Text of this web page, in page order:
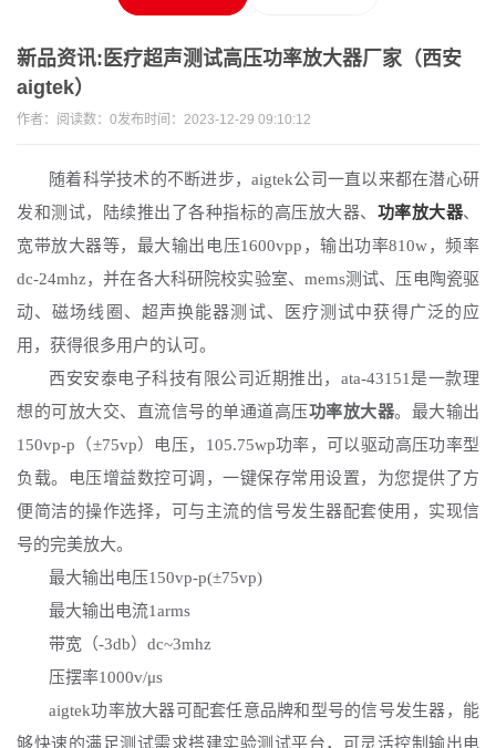
新品资讯:医疗超声测试高压功率放大器厂家（西安
aigtek）
作者： 阅读数： 0发布时间：2023-12-29 09:10:12
随着科学技术的不断进步，aigtek公司一直以来都在潜心研
发和测试，陆续推出了各种指标的高压放大器、 功率放大器、
宽带放大器等，最大输出电压1600vpp，输出功率810w，频率
dc-24mhz，并在各大科研院校实验室、mems测试、压电陶瓷驱
动、磁场线圈、超声换能器测试、医疗测试中获得广泛的应
用，获得很多用户的认可。
西安安泰电子科技有限公司近期推出， ata-43151是一款理
想的可放大交、直流信号的单通道高压功率放大器。最大输出
150vp-p（±75vp）电压，105.75wp功率，可以驱动高压功率型
负载。电压增益数控可调，一键保存常用设置，为您提供了方
便简洁的操作选择，可与主流的信号发生器配套使用，实现信
号的完美放大。
最大输出电压150vp-p(±75vp)
最大输出电流1arms
带宽（-3db）dc~3mhz
压摆率1000v/μs
aigtek功率放大器可配套任意品牌和型号的信号发生器，能
够快速的满足测试需求搭建实验测试平台，可灵活控制输出电